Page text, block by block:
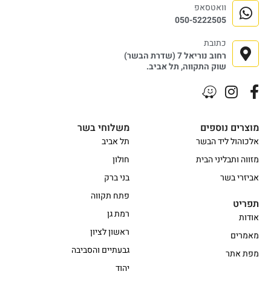
משלוחי בשר
תל אביב
חולון
בני ברק
פתח תקווה
רמת גן
ראשון לציון
גבעתיים והסביבה
יהוד
מוצרים נוספים
אלכוהול ליד הבשר
מזווה ותבליני הבית
אביזרי בשר
תפריט
אודות
מאמרים
מפת אתר
וואטסאפ
050-5222505
כתובת
רחוב נוריאל 7 (שדרת הבשר)
שוק התקווה, תל אביב.